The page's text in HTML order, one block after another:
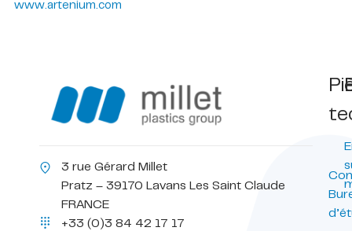
www.artenium.com
3 rue Gérard Millet
Pratz – 39170 Lavans Les Saint Claude
FRANCE
+33 (0)3 84 42 17 17